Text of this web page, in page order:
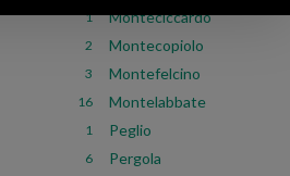
1 Monteciccardo
2 Montecopiolo
3 Montefelcino
16 Montelabbate
1 Peglio
6 Pergola